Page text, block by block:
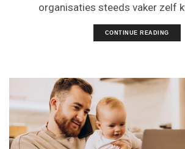
organisaties steeds vaker zelf
CONTINUE READING